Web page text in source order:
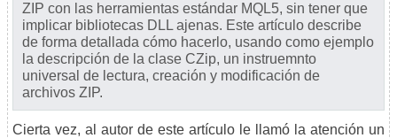
ZIP con las herramientas estándar MQL5, sin tener que
implicar bibliotecas DLL ajenas. Este artículo describe
de forma detallada cómo hacerlo, usando como ejemplo
la descripción de la clase CZip, un instruemnto
universal de lectura, creación y modificación de
archivos ZIP.
Cierta vez, al autor de este artículo le llamó la atención un